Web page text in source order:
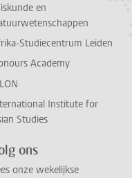
en
Studiecentrum Leiden
Academy
Institute for
Studies
ons
onze wekelijkse